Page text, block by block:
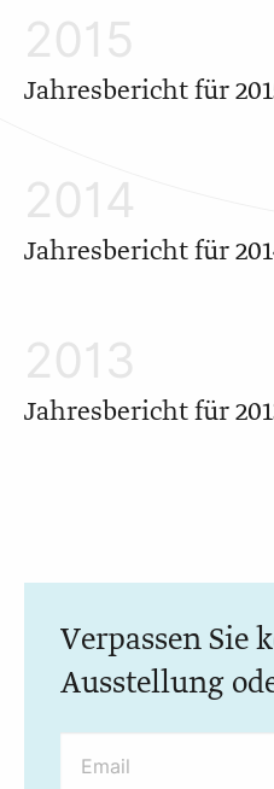
2015
Jahresbericht für
2014
Jahresbericht für
2013
Jahresbericht für
Verpassen Sie
Ausstellung